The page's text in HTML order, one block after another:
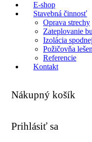
E-shop
Stavebná činnosť
Oprava strechy
Zateplovanie
Izolácia
Požičovňa
Referencie
Kontakt
Nákupný košík
Prihlásiť sa